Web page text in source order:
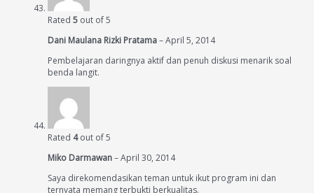
Rated 5 out of 5
Dani Maulana Rizki Pratama–April 5, 2014
Pembelajaran daringnya aktif dan penuh diskusi menarik soal
benda langit.
Rated 4out of 5
Miko Darmawan–April 30, 2014
Saya direkomendasikan teman untuk ikut program ini dan
ternyata memang terbukti berkualitas.